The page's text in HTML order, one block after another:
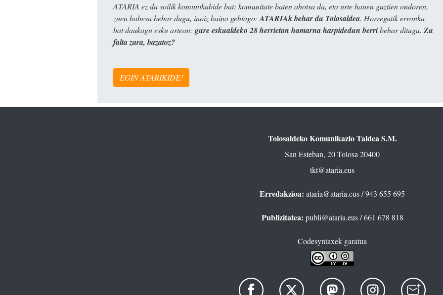
ATARIA ez da soilik komunikabide bat: komunitate baten ahotsa da, eta urte hauen guztien ondoren,
zuen babesa behar dugu, inoiz baino gehiago: ATARIAk behar du Tolosaldea. Horregatik erronka
bat daukagu esku artean: gure eskualdeko 28 herrietan hamarna harpidedun berribehar ditugu. Zu
falta zara, bazatoz?
EGIN ATARIKIDE!
Tolosaldeko Komunikazio Taldea S.M.
San Esteban, 20 Tolosa 20400
tkt@ataria.eus
Erredakzioa: ataria@ataria.eus/ 943 655 695
Publizitatea: publi@ataria.eus/ 661 678 818
Codesyntaxek garatua